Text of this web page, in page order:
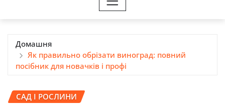
Домашня
Як правильно обрізати виноград: повний
посібник для новачків і профі
САД І РОСЛИНИ